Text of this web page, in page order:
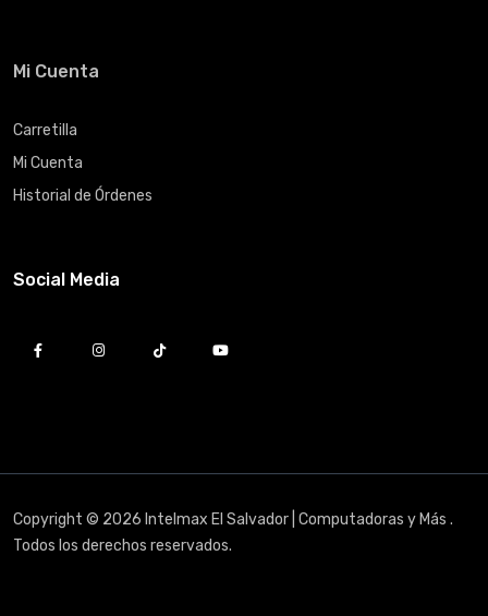
Mi Cuenta
Carretilla
Mi Cuenta
Historial de Órdenes
Social Media
Copyright © 2026 Intelmax El Salvador | Computadoras y Más .
Todos los derechos reservados.